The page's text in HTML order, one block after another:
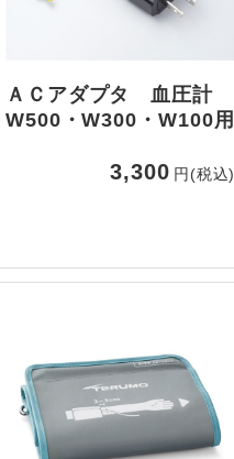
ＡＣアダプタ 血圧計
W500・W300・W100用
3,300 円(税込)